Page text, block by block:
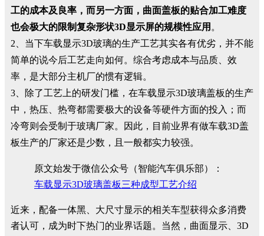
工的成本及良率，而另一方面，曲面盖板的贴合加工难度
也会极大的限制复杂形状3D显示屏的规模性应用 。
2、当下车载显示3D玻璃的生产工艺其实各有优劣，并不能
简单的说今后工艺走向如何。综合考虑成本与品质、效
率，是大部分主机厂的惯有逻辑。
3、除了工艺上的研发门槛，在车载显示3D玻璃盖板的生产
中，热压、热弯都需要极大的设备等硬件方面的投入；而
冷弯则会受制于玻璃厂家。因此，目前业界有做车载3D盖
板生产的厂家还是少数，且一般都实力较强。
原文始发于微信公众号（智能汽车俱乐部）：
车载显示3D玻璃盖板三种成型工艺介绍
近来，配备一体黑、大尺寸显示的相关车型获得众多消费
者认可，成为时下热门的业界话题。当然，曲面显示、3D